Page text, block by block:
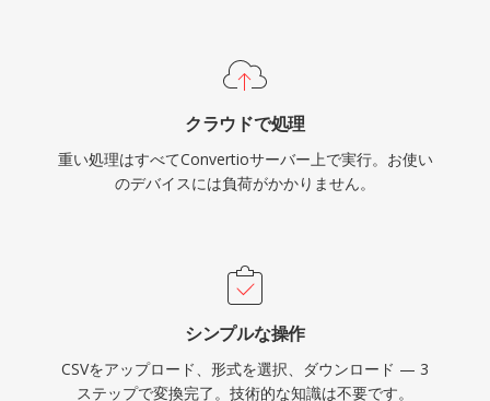
クラウドで処理
重い処理はすべてConvertioサーバー上で実行。お使い
のデバイスには負荷がかかりません。
シンプルな操作
CSVをアップロード、形式を選択、ダウンロード — 3
ステップで変換完了。技術的な知識は不要です。